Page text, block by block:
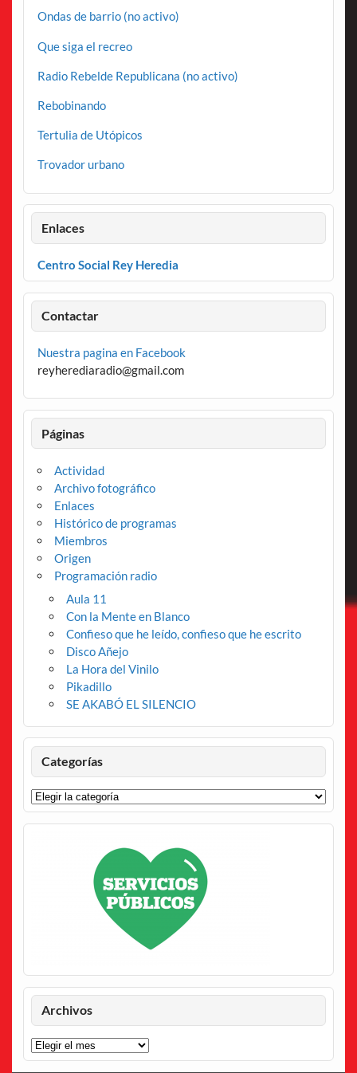
Ondas de barrio (no activo)
Que siga el recreo
Radio Rebelde Republicana (no activo)
Rebobinando
Tertulia de Utópicos
Trovador urbano
Enlaces
Centro Social Rey Heredia
Contactar
Nuestra pagina en Facebook
reyherediaradio@gmail.com
Páginas
Actividad
Archivo fotográfico
Enlaces
Histórico de programas
Miembros
Origen
Programación radio
Aula 11
Con la Mente en Blanco
Confieso que he leído, confieso que he escrito
Disco Añejo
La Hora del Vinilo
Pikadillo
SE AKABÓ EL SILENCIO
Categorías
Categorías
Archivos
Archivos